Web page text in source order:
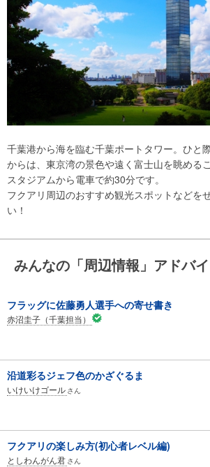
千葉港から海を臨む千葉ポートタワー。ひと
からは、東京湾の景色や遠く富士山を眺める
スタジアムから電車で約30分です。
フクアリ周辺のおすすめ観光スポットなどを
い！
みんなの「周辺情報」アドバ
フラッグに佐藤勇人選手への寄せ書き
赤沼圭子（千葉担当）
沿道彩るジェフ色のかざぐるま
いけいけゴール さん
フクアリの楽しみ方(初心者レベル編)
としわんがん君 さん